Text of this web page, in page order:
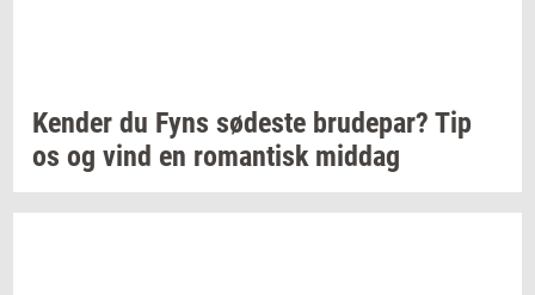
Ken­der du Fyns sø­de­ste bru­de­par? Tip
os og vind en ro­man­tisk mid­dag